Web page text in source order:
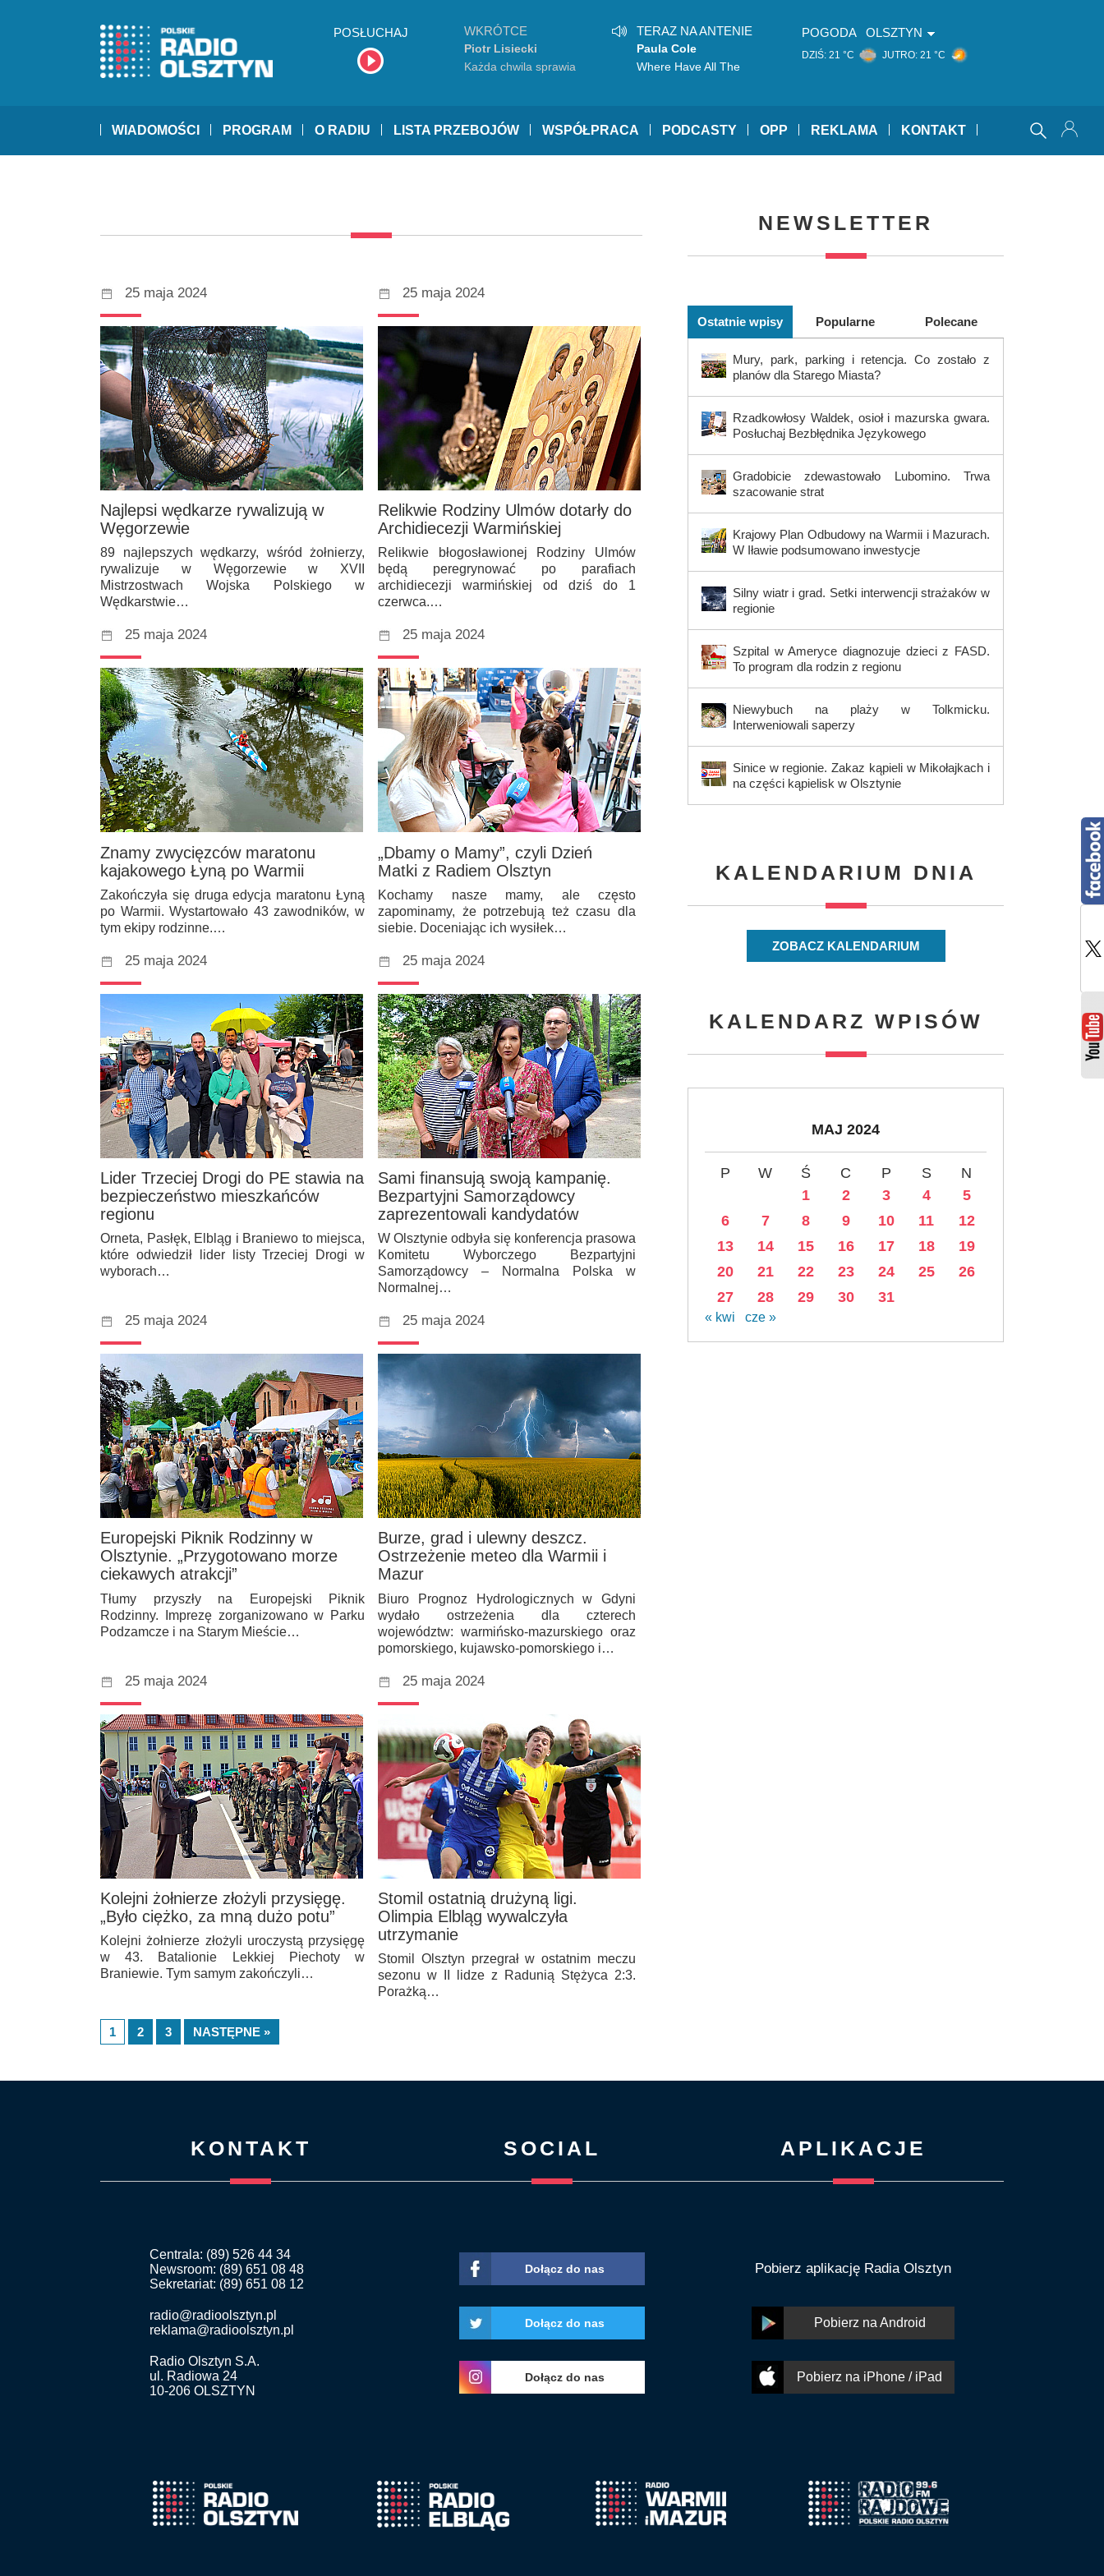
POSŁUCHAJ WKRÓTCE
Piotr Lisiecki
Każda chwila sprawia
TERAZ NA ANTENIE
Paula Cole
Where Have All The
POGODA OLSZTYN
DZIŚ: 21 °C JUTRO: 21 °C
WIADOMOŚCI PROGRAM O RADIU LISTA PRZEBOJÓW WSPÓŁPRACA PODCASTY OPP REKLAMA KONTAKT
25 maja 2024
Najlepsi wędkarze rywalizują w
Węgorzewie
89 najlepszych wędkarzy, wśród żołnierzy,
rywalizuje w Węgorzewie w XVII
Mistrzostwach Wojska Polskiego w
Wędkarstwie…
25 maja 2024
Relikwie Rodziny Ulmów dotarły do
Archidiecezji Warmińskiej
Relikwie błogosławionej Rodziny Ulmów
będą peregrynować po parafiach
archidiecezji warmińskiej od dziś do 1
czerwca.…
25 maja 2024
Znamy zwycięzców maratonu
kajakowego Łyną po Warmii
Zakończyła się druga edycja maratonu Łyną
po Warmii. Wystartowało 43 zawodników, w
tym ekipy rodzinne.…
25 maja 2024
„Dbamy o Mamy”, czyli Dzień
Matki z Radiem Olsztyn
Kochamy nasze mamy, ale często
zapominamy, że potrzebują też czasu dla
siebie. Doceniając ich wysiłek…
25 maja 2024
Lider Trzeciej Drogi do PE stawia na
bezpieczeństwo mieszkańców
regionu
Orneta, Pasłęk, Elbląg i Braniewo to miejsca,
które odwiedził lider listy Trzeciej Drogi w
wyborach…
25 maja 2024
Sami finansują swoją kampanię.
Bezpartyjni Samorządowcy
zaprezentowali kandydatów
W Olsztynie odbyła się konferencja prasowa
Komitetu Wyborczego Bezpartyjni
Samorządowcy – Normalna Polska w
Normalnej…
25 maja 2024
Europejski Piknik Rodzinny w
Olsztynie. „Przygotowano morze
ciekawych atrakcji”
Tłumy przyszły na Europejski Piknik
Rodzinny. Imprezę zorganizowano w Parku
Podzamcze i na Starym Mieście…
25 maja 2024
Burze, grad i ulewny deszcz.
Ostrzeżenie meteo dla Warmii i
Mazur
Biuro Prognoz Hydrologicznych w Gdyni
wydało ostrzeżenia dla czterech
województw: warmińsko-mazurskiego oraz
pomorskiego, kujawsko-pomorskiego i…
25 maja 2024
Kolejni żołnierze złożyli przysięgę.
„Było ciężko, za mną dużo potu”
Kolejni żołnierze złożyli uroczystą przysięgę
w 43. Batalionie Lekkiej Piechoty w
Braniewie. Tym samym zakończyli…
25 maja 2024
Stomil ostatnią drużyną ligi.
Olimpia Elbląg wywalczyła
utrzymanie
Stomil Olsztyn przegrał w ostatnim meczu
sezonu w II lidze z Radunią Stężyca 2:3.
Porażką…
1 2 3 NASTĘPNE »
NEWSLETTER
Ostatnie wpisy Popularne Polecane
Mury, park, parking i retencja. Co zostało z
planów dla Starego Miasta?
Rzadkowłosy Waldek, osioł i mazurska gwara.
Posłuchaj Bezbłędnika Językowego
Gradobicie zdewastowało Lubomino. Trwa
szacowanie strat
Krajowy Plan Odbudowy na Warmii i Mazurach.
W Iławie podsumowano inwestycje
Silny wiatr i grad. Setki interwencji strażaków w
regionie
Szpital w Ameryce diagnozuje dzieci z FASD.
To program dla rodzin z regionu
Niewybuch na plaży w Tolkmicku.
Interweniowali saperzy
Sinice w regionie. Zakaz kąpieli w Mikołajkach i
na części kąpielisk w Olsztynie
KALENDARIUM DNIA
ZOBACZ KALENDARIUM
KALENDARZ WPISÓW
MAJ 2024
P W Ś C P S
N
1
2 3 4
5
6
7 8 9 10 11
12
13
14 15 16 17 18
19
20
21 22 23 24 25
26
27
28 29 30 31
« kwi cze »
KONTAKT
Centrala: (89) 526 44 34
Newsroom: (89) 651 08 48
Sekretariat: (89) 651 08 12
radio@radioolsztyn.pl
reklama@radioolsztyn.pl
Radio Olsztyn S.A.
ul. Radiowa 24
10-206 OLSZTYN
SOCIAL
Dołącz do nas
Dołącz do nas
Dołącz do nas
APLIKACJE
Pobierz aplikację Radia Olsztyn
Pobierz na Android
Pobierz na iPhone / iPad